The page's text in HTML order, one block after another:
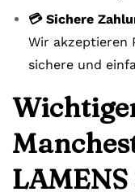
💳 Sichere
Wir akzeptieren
sichere und